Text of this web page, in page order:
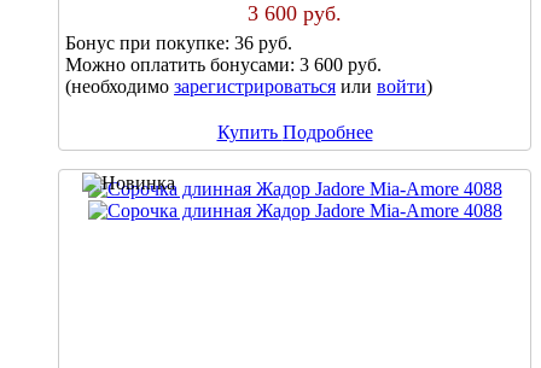
3 600 руб.
Бонус при покупке: 36 руб.
Можно оплатить бонусами: 3 600 руб.
(необходимо зарегистрироваться или войти)
Купить Подробнее